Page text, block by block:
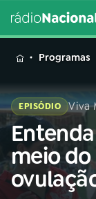
MENU
Buscar
na
Rádio
Nacional
Programas
EPISÓDIO Viva
meio